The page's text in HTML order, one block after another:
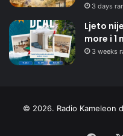
3 days
Ljeto
more i 1
3 weeks
© 2026. Radio Kameleon